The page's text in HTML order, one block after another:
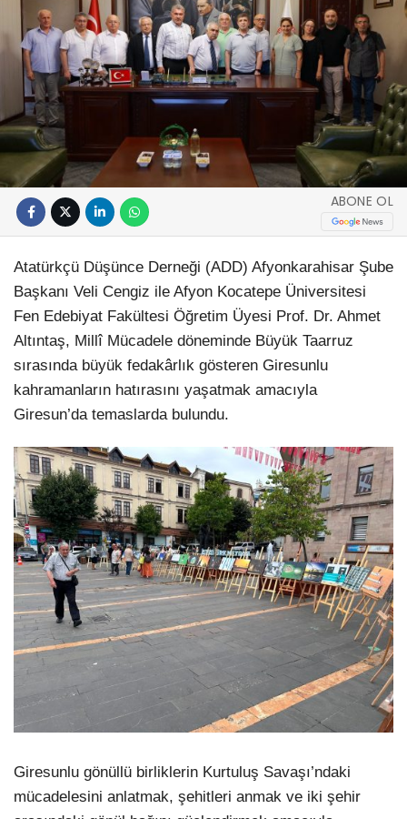
ABONE OL
Atatürkçü Düşünce Derneği (ADD) Afyonkarahisar Şube
Başkanı Veli Cengiz ile Afyon Kocatepe Üniversitesi
Fen Edebiyat Fakültesi Öğretim Üyesi Prof. Dr. Ahmet
Altıntaş, Millî Mücadele döneminde Büyük Taarruz
sırasında büyük fedakârlık gösteren Giresunlu
kahramanların hatırasını yaşatmak amacıyla
Giresun’da temaslarda bulundu.
Giresunlu gönüllü birliklerin Kurtuluş Savaşı’ndaki
mücadelesini anlatmak, şehitleri anmak ve iki şehir